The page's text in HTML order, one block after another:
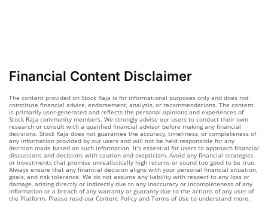
Financial Content Disclaimer
The content provided on Stock Raja is for informational purposes only and does not
constitute financial advice, endorsement, analysis, or recommendations. The content
is primarily user-generated and reflects the personal opinions and experiences of
Stock Raja community members. We strongly advise our users to conduct their own
research or consult with a qualified financial advisor before making any financial
decisions. Stock Raja does not guarantee the accuracy, timeliness, or completeness of
any information provided by our users and will not be held responsible for any
decision made based on such information. It's essential for users to approach financial
discussions and decisions with caution and skepticism. Avoid any financial strategies
or investments that promise unrealistically high returns or sound too good to be true.
Always ensure that any financial decision aligns with your personal financial situation,
goals, and risk tolerance. We do not assume any liability with respect to any loss or
damage, arising directly or indirectly due to any inaccuracy or incompleteness of any
information or a breach of any warranty or guaranty due to the actions of any user of
the Platform. Please read our Content Policy and Terms of Use to understand more.